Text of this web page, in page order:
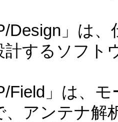
Design」は
計するソフト
Field」は、
、アンテナ解